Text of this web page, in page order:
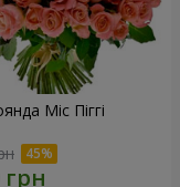
Міс Піггі